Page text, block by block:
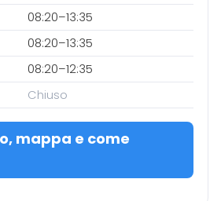
08:20–13:35
08:20–13:35
08:20–12:35
Chiuso
mappa e come